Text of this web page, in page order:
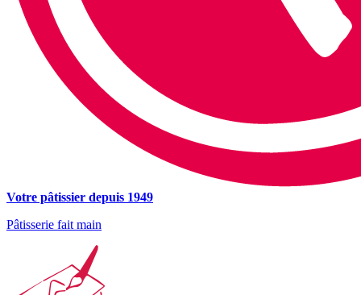
Votre pâtissier depuis 1949
Pâtisserie fait main